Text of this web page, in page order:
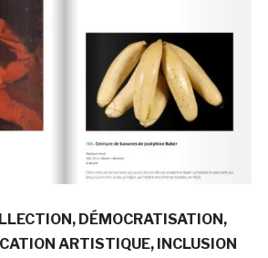
DÉMOCRATISATION
ARTISTIQUE INCLUSION